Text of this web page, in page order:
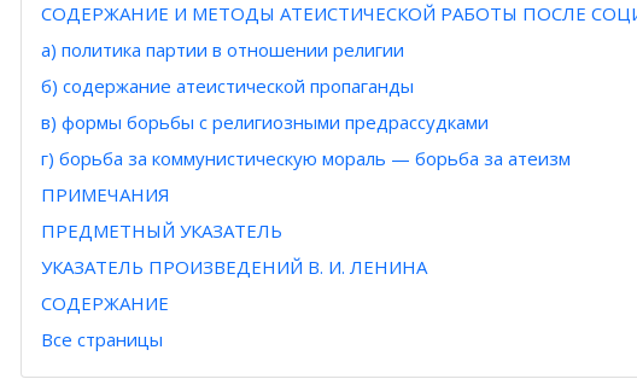
СОДЕРЖАНИЕ И МЕТОДЫ АТЕИСТИЧЕСКОЙ РАБОТЫ ПОСЛЕ
а) политика партии в отношении религии
б) содержание атеистической пропаганды
в) формы борьбы с религиозными предрассудками
г) борьба за коммунистическую мораль — борьба за атеизм
ПРИМЕЧАНИЯ
ПРЕДМЕТНЫЙ УКАЗАТЕЛЬ
УКАЗАТЕЛЬ ПРОИЗВЕДЕНИЙ В. И. ЛЕНИНА
СОДЕРЖАНИЕ
Все страницы